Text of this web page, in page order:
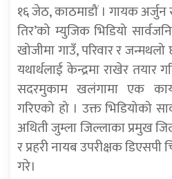
१६ जेठ, काठमाडौं । गायक अर्जुन
तिर’को म्युजिक भिडियो
खोजीमा गाउँ, परिवार र
यथार्थलाई केन्द्रमा राखेर तयार
सदरमुकाम खलंगामा एक
गरिएको हो । उक्त भिडियोको
अथिती जुम्ला जिल्लाका प्रमुख
र प्रहरी नायब उपरीक्षक डिएसपी
गरे।